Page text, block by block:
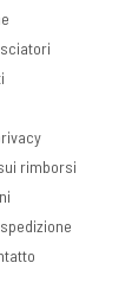
rimborsi